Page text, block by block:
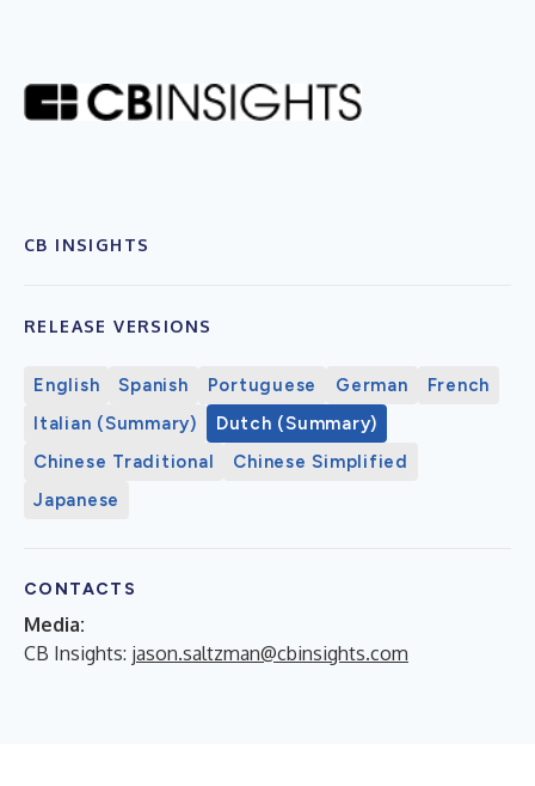
CB INSIGHTS
RELEASE VERSIONS
English Spanish Portuguese German
French
Italian (Summary)
Dutch (Summary)
Chinese Traditional
Chinese Simplified
Japanese
CONTACTS
Media:
CB Insights: jason.saltzman@cbinsights.com